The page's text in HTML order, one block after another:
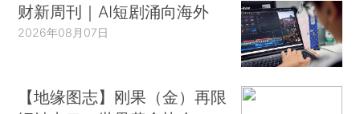
财新周刊｜AI短剧涌向海外
2026年08月07日
【地缘图志】刚果（金）再限